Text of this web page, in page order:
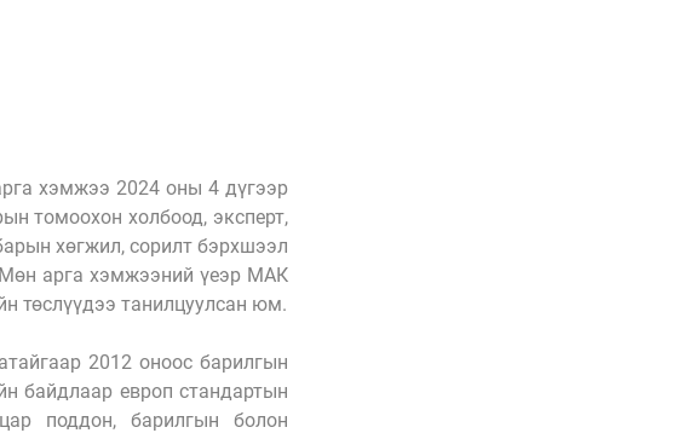
хэмжээ 2024 оны 4 дүгээр
томоохон холбоод, эксперт,
хөгжил, сорилт бэрхшээл
Мөн арга хэмжээний үеэр МАК
төслүүдээ танилцуулсан юм.
2012 оноос барилгын
байдлаар европ стандартын
поддон, барилгын болон